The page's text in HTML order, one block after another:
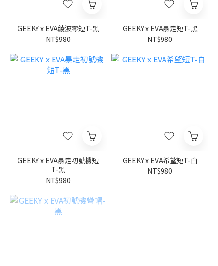
GEEKY x EVA綾波零短T-黑
NT$980
GEEKY x EVA暴走短T-黑
NT$980
GEEKY x EVA暴走初號機短
T-黑
NT$980
GEEKY x EVA希望短T-白
NT$980